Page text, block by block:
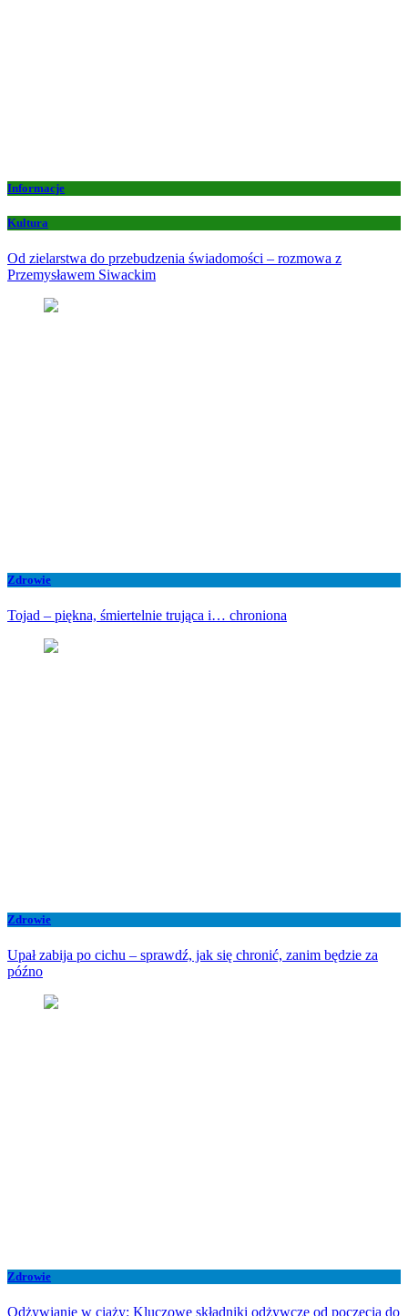
Informacje
Kultura
Od zielarstwa do przebudzenia świadomości – rozmowa z
Przemysławem Siwackim
Zdrowie
Tojad – piękna, śmiertelnie trująca i… chroniona
Zdrowie
Upał zabija po cichu – sprawdź, jak się chronić, zanim będzie za
późno
Zdrowie
Odżywianie w ciąży: Kluczowe składniki odżywcze od poczęcia do